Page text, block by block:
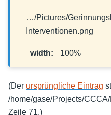
…/Pictures/
Interventionen.png
width: 100%
(Der ursprüngliche Eintrag
/home/gase/Projects/
Zeile 71.)